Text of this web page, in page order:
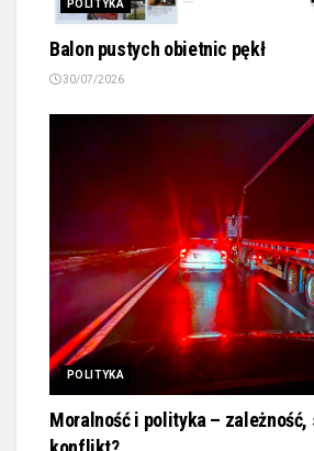
POLITYKA
Balon pustych obietnic pękł
30/07/2026
POLITYKA
Moralność i polityka – zależność,